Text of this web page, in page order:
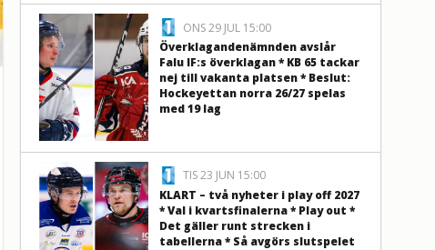
ONS 29 JUL 15:00
Överklagandenämnden avslår
Falu IF:s överklagan * KB 65 tackar
nej till vakanta platsen * Beslut:
Hockeyettan norra 26/27 spelas
med 19 lag
TIS 23 JUN 15:00
KLART – två nyheter i play off 2027
* Val i kvartsfinalerna * Play out *
Det gäller runt strecken i
tabellerna * Så avgörs slutspelet